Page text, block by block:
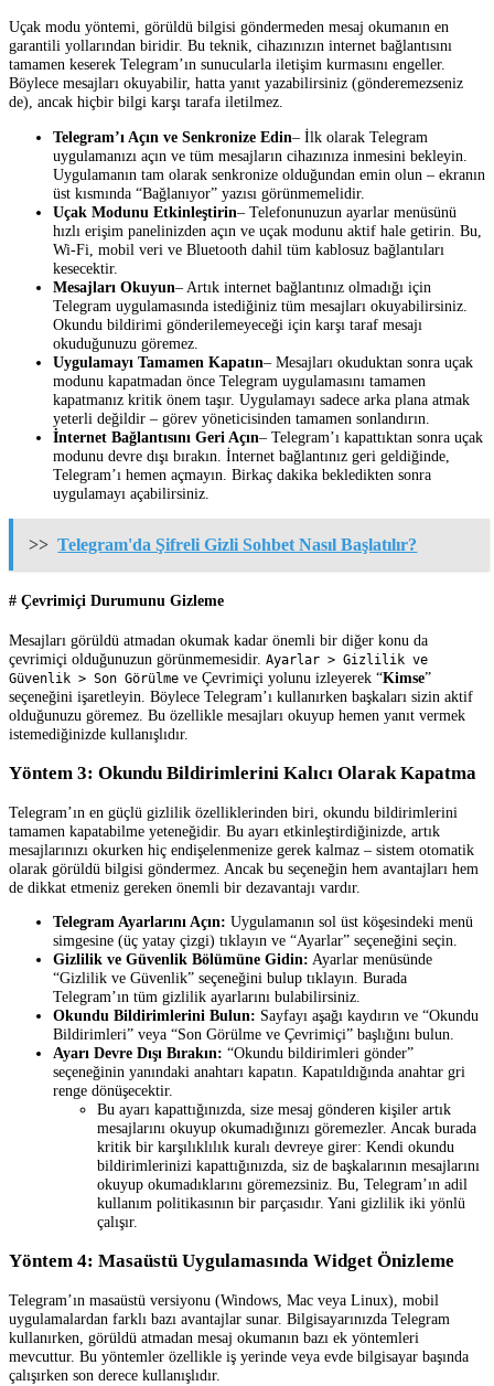
Uçak modu yöntemi, görüldü bilgisi göndermeden mesaj okumanın en
garantili yollarından biridir. Bu teknik, cihazınızın internet bağlantısını
tamamen keserek Telegram’ın sunucularla iletişim kurmasını engeller.
Böylece mesajları okuyabilir, hatta yanıt yazabilirsiniz (gönderemezseniz
de), ancak hiçbir bilgi karşı tarafa iletilmez.
Telegram’ı Açın ve Senkronize Edin– İlk olarak Telegram
uygulamanızı açın ve tüm mesajların cihazınıza inmesini bekleyin.
Uygulamanın tam olarak senkronize olduğundan emin olun – ekranın
üst kısmında “Bağlanıyor” yazısı görünmemelidir.
Uçak Modunu Etkinleştirin– Telefonunuzun ayarlar menüsünü
hızlı erişim panelinizden açın ve uçak modunu aktif hale getirin. Bu,
Wi-Fi, mobil veri ve Bluetooth dahil tüm kablosuz bağlantıları
kesecektir.
Mesajları Okuyun– Artık internet bağlantınız olmadığı için
Telegram uygulamasında istediğiniz tüm mesajları okuyabilirsiniz.
Okundu bildirimi gönderilemeyeceği için karşı taraf mesajı
okuduğunuzu göremez.
Uygulamayı Tamamen Kapatın– Mesajları okuduktan sonra uçak
modunu kapatmadan önce Telegram uygulamasını tamamen
kapatmanız kritik önem taşır. Uygulamayı sadece arka plana atmak
yeterli değildir – görev yöneticisinden tamamen sonlandırın.
İnternet Bağlantısını Geri Açın– Telegram’ı kapattıktan sonra uçak
modunu devre dışı bırakın. İnternet bağlantınız geri geldiğinde,
Telegram’ı hemen açmayın. Birkaç dakika bekledikten sonra
uygulamayı açabilirsiniz.
>> Telegram'da Şifreli Gizli Sohbet Nasıl Başlatılır?
# Çevrimiçi Durumunu Gizleme
Mesajları görüldü atmadan okumak kadar önemli bir diğer konu da
çevrimiçi olduğunuzun görünmemesidir. Ayarlar > Gizlilik ve
Güvenlik > Son Görülme ve Çevrimiçi yolunu izleyerek “Kimse”
seçeneğini işaretleyin. Böylece Telegram’ı kullanırken başkaları sizin aktif
olduğunuzu göremez. Bu özellikle mesajları okuyup hemen yanıt vermek
istemediğinizde kullanışlıdır.
Yöntem 3: Okundu Bildirimlerini Kalıcı Olarak Kapatma
Telegram’ın en güçlü gizlilik özelliklerinden biri, okundu bildirimlerini
tamamen kapatabilme yeteneğidir. Bu ayarı etkinleştirdiğinizde, artık
mesajlarınızı okurken hiç endişelenmenize gerek kalmaz – sistem otomatik
olarak görüldü bilgisi göndermez. Ancak bu seçeneğin hem avantajları hem
de dikkat etmeniz gereken önemli bir dezavantajı vardır.
Telegram Ayarlarını Açın: Uygulamanın sol üst köşesindeki menü
simgesine (üç yatay çizgi) tıklayın ve “Ayarlar” seçeneğini seçin.
Gizlilik ve Güvenlik Bölümüne Gidin: Ayarlar menüsünde
“Gizlilik ve Güvenlik” seçeneğini bulup tıklayın. Burada
Telegram’ın tüm gizlilik ayarlarını bulabilirsiniz.
Okundu Bildirimlerini Bulun: Sayfayı aşağı kaydırın ve “Okundu
Bildirimleri” veya “Son Görülme ve Çevrimiçi” başlığını bulun.
Ayarı Devre Dışı Bırakın: “Okundu bildirimleri gönder”
seçeneğinin yanındaki anahtarı kapatın. Kapatıldığında anahtar gri
renge dönüşecektir.
Bu ayarı kapattığınızda, size mesaj gönderen kişiler artık
mesajlarını okuyup okumadığınızı göremezler. Ancak burada
kritik bir karşılıklılık kuralı devreye girer: Kendi okundu
bildirimlerinizi kapattığınızda, siz de başkalarının mesajlarını
okuyup okumadıklarını göremezsiniz. Bu, Telegram’ın adil
kullanım politikasının bir parçasıdır. Yani gizlilik iki yönlü
çalışır.
Yöntem 4: Masaüstü Uygulamasında Widget Önizleme
Telegram’ın masaüstü versiyonu (Windows, Mac veya Linux), mobil
uygulamalardan farklı bazı avantajlar sunar. Bilgisayarınızda Telegram
kullanırken, görüldü atmadan mesaj okumanın bazı ek yöntemleri
mevcuttur. Bu yöntemler özellikle iş yerinde veya evde bilgisayar başında
çalışırken son derece kullanışlıdır.